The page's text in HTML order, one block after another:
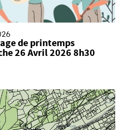
de printemps
26 Avril 2026 8h30